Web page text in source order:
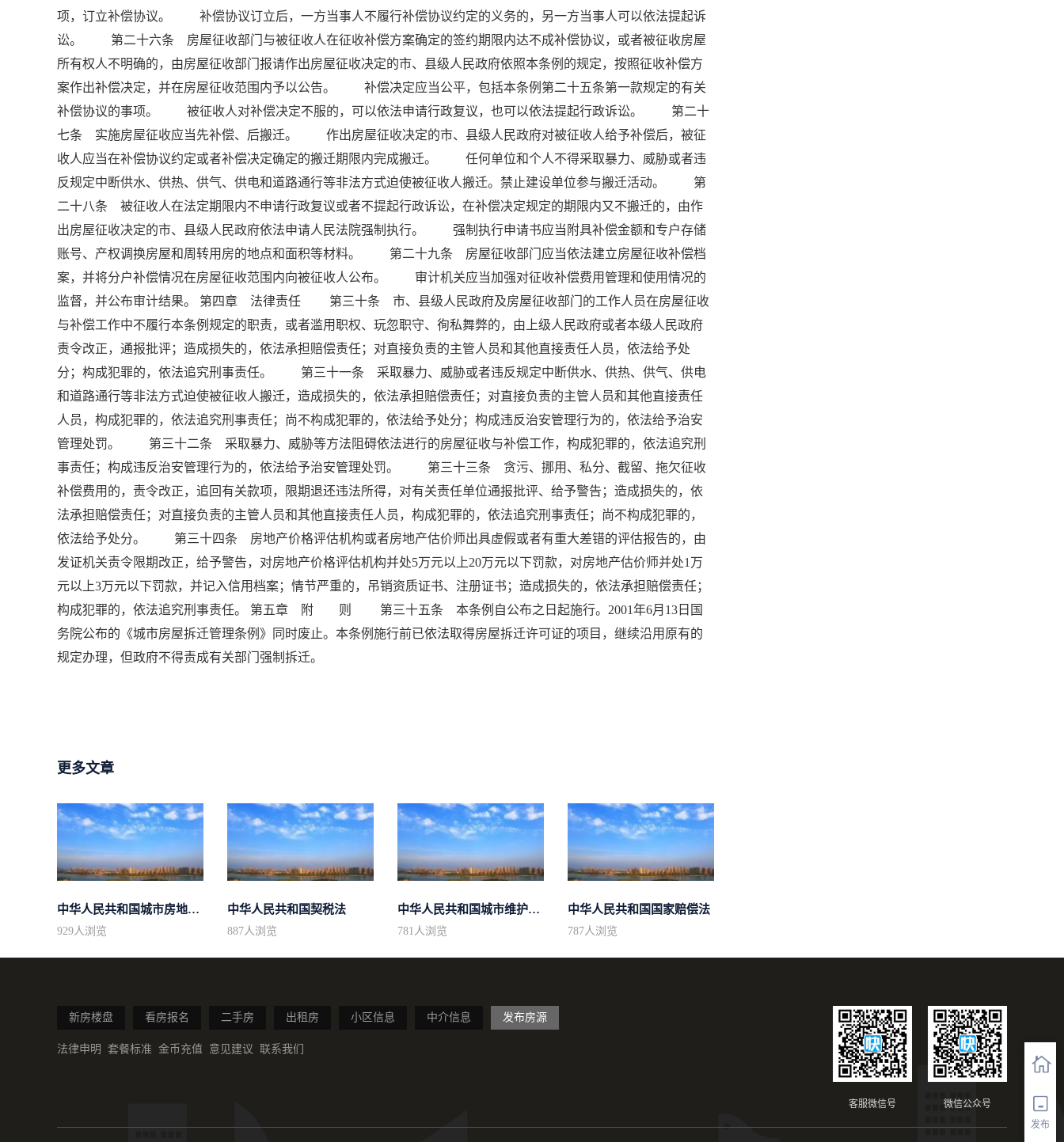
发布
项，订立补偿协议。 补偿协议订立后，一方当事人不履行补偿协议约定的义务的，另一方当事人可以依法提起诉
讼。 第二十六条 房屋征收部门与被征收人在征收补偿方案确定的签约期限内达不成补偿协议，或者被征收房屋
所有权人不明确的，由房屋征收部门报请作出房屋征收决定的市、县级人民政府依照本条例的规定，按照征收补偿方
案作出补偿决定，并在房屋征收范围内予以公告。 补偿决定应当公平，包括本条例第二十五条第一款规定的有关
补偿协议的事项。 被征收人对补偿决定不服的，可以依法申请行政复议，也可以依法提起行政诉讼。 第二十
七条 实施房屋征收应当先补偿、后搬迁。 作出房屋征收决定的市、县级人民政府对被征收人给予补偿后，被征
收人应当在补偿协议约定或者补偿决定确定的搬迁期限内完成搬迁。 任何单位和个人不得采取暴力、威胁或者违
反规定中断供水、供热、供气、供电和道路通行等非法方式迫使被征收人搬迁。禁止建设单位参与搬迁活动。 第
二十八条 被征收人在法定期限内不申请行政复议或者不提起行政诉讼，在补偿决定规定的期限内又不搬迁的，由作
出房屋征收决定的市、县级人民政府依法申请人民法院强制执行。 强制执行申请书应当附具补偿金额和专户存储
账号、产权调换房屋和周转用房的地点和面积等材料。 第二十九条 房屋征收部门应当依法建立房屋征收补偿档
案，并将分户补偿情况在房屋征收范围内向被征收人公布。 审计机关应当加强对征收补偿费用管理和使用情况的
监督，并公布审计结果。 第四章 法律责任 第三十条 市、县级人民政府及房屋征收部门的工作人员在房屋征收
与补偿工作中不履行本条例规定的职责，或者滥用职权、玩忽职守、徇私舞弊的，由上级人民政府或者本级人民政府
责令改正，通报批评；造成损失的，依法承担赔偿责任；对直接负责的主管人员和其他直接责任人员，依法给予处
分；构成犯罪的，依法追究刑事责任。 第三十一条 采取暴力、威胁或者违反规定中断供水、供热、供气、供电
和道路通行等非法方式迫使被征收人搬迁，造成损失的，依法承担赔偿责任；对直接负责的主管人员和其他直接责任
人员，构成犯罪的，依法追究刑事责任；尚不构成犯罪的，依法给予处分；构成违反治安管理行为的，依法给予治安
管理处罚。 第三十二条 采取暴力、威胁等方法阻碍依法进行的房屋征收与补偿工作，构成犯罪的，依法追究刑
事责任；构成违反治安管理行为的，依法给予治安管理处罚。 第三十三条 贪污、挪用、私分、截留、拖欠征收
补偿费用的，责令改正，追回有关款项，限期退还违法所得，对有关责任单位通报批评、给予警告；造成损失的，依
法承担赔偿责任；对直接负责的主管人员和其他直接责任人员，构成犯罪的，依法追究刑事责任；尚不构成犯罪的，
依法给予处分。 第三十四条 房地产价格评估机构或者房地产估价师出具虚假或者有重大差错的评估报告的，由
发证机关责令限期改正，给予警告，对房地产价格评估机构并处5万元以上20万元以下罚款，对房地产估价师并处1万
元以上3万元以下罚款，并记入信用档案；情节严重的，吊销资质证书、注册证书；造成损失的，依法承担赔偿责任；
构成犯罪的，依法追究刑事责任。 第五章 附 则 第三十五条 本条例自公布之日起施行。2001年6月13日国
务院公布的《城市房屋拆迁管理条例》同时废止。本条例施行前已依法取得房屋拆迁许可证的项目，继续沿用原有的
规定办理，但政府不得责成有关部门强制拆迁。
更多文章
中华人民共和国城市房地产管理法
929人浏览
中华人民共和国契税法
887人浏览
中华人民共和国城市维护建设税法
781人浏览
中华人民共和国国家赔偿法
787人浏览
新房楼盘 看房报名 二手房 出租房 小区信息 中介信息 发布房源
法律申明 套餐标准 金币充值 意见建议 联系我们
微信公众号
客服微信号